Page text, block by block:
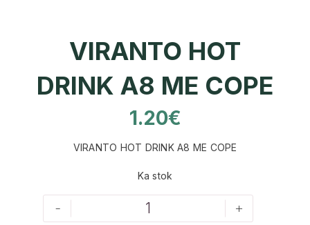
VIRANTO HOT
DRINK A8 ME COPE
1.20€
VIRANTO HOT DRINK A8 ME COPE
Ka stok
- +